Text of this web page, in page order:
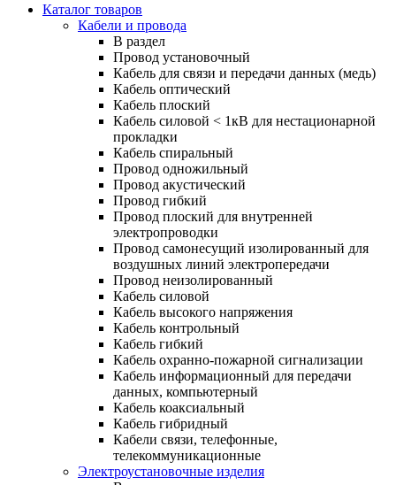
Каталог товаров
Кабели и провода
В раздел
Провод установочный
Кабель для связи и передачи данных (медь)
Кабель оптический
Кабель плоский
Кабель силовой < 1кВ для нестационарной
прокладки
Кабель спиральный
Провод одножильный
Провод акустический
Провод гибкий
Провод плоский для внутренней
электропроводки
Провод самонесущий изолированный для
воздушных линий электропередачи
Провод неизолированный
Кабель силовой
Кабель высокого напряжения
Кабель контрольный
Кабель гибкий
Кабель охранно-пожарной сигнализации
Кабель информационный для передачи
данных, компьютерный
Кабель коаксиальный
Кабель гибридный
Кабели связи, телефонные,
телекоммуникационные
Электроустановочные изделия